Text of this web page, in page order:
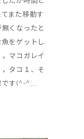
また移動す
くなったと
をゲットし
マコガレイ
タコ１、そ
す(^-^;...